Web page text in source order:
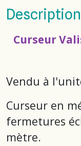
Description
Curseur
Vendu à
Curseur en
fermetures
mètre.